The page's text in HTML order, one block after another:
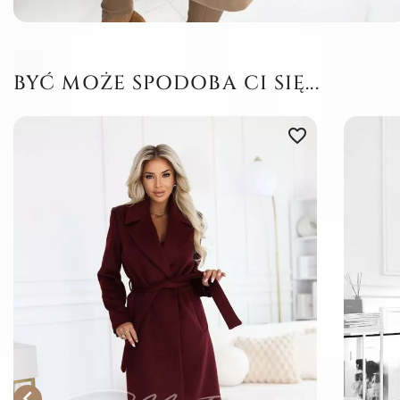
BYĆ MOŻE SPODOBA CI SIĘ...
favorite_border